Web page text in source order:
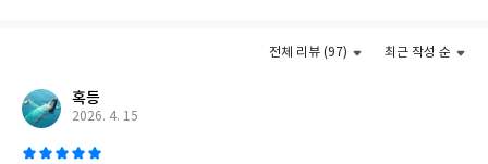
으며, 화제에 힘입어『미키7』의 후속작이 2023년 발표될 예정이
다.
서
벌
어
전체 리뷰 (97) 최근 작성 순
혹등
2026. 4. 15